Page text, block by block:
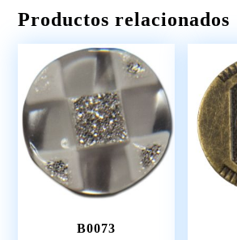
Productos relacionados
B0073